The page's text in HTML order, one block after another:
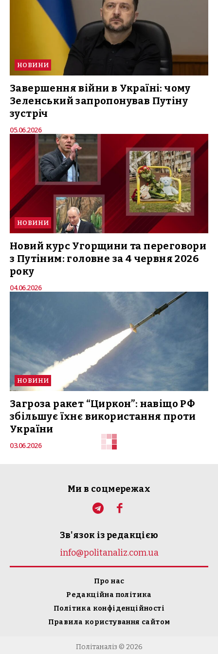
НОВИНИ
Завершення війни в Україні: чому
Зеленський запропонував Путіну
зустріч
05.06.2026
НОВИНИ
Новий курс Угорщини та переговори
з Путіним: головне за 4 червня 2026
року
04.06.2026
НОВИНИ
Загроза ракет “Циркон”: навіщо РФ
збільшує їхнє використання проти
України
03.06.2026
Ми в соцмережах
Зв'язок із редакцією
info@politanaliz.com.ua
Про нас
Редакційна політика
Політика конфіденційності
Правила користування сайтом
Політаналіз © 2026